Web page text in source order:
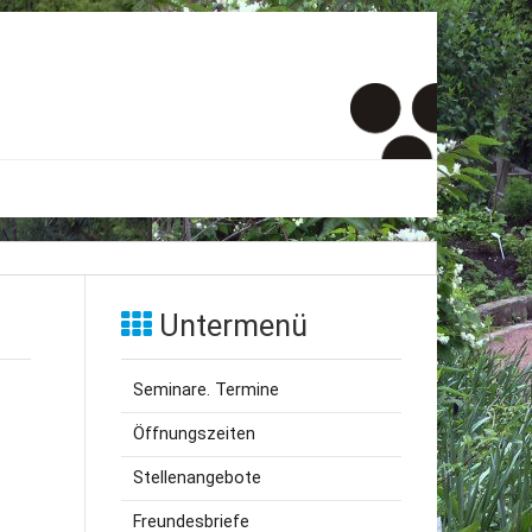
Untermenü
Seminare. Termine
Öffnungszeiten
Stellenangebote
Freundesbriefe